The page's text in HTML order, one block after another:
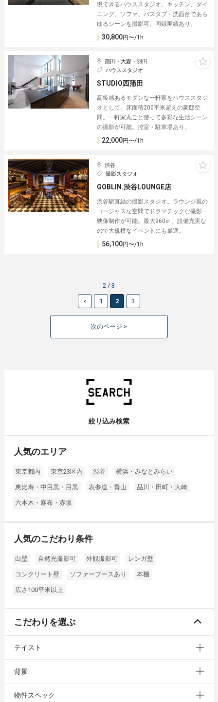
現できるハウススタジオ。キッチン、ダイ
ニング、ソファ、バスタブ・洗面台であら
ゆるシーンを撮影可。同録実績あり。
30,800円〜/1h
蒲田・大森・羽田
ハウススタジオ
STUDIO西蒲田
高級感あるモダンな一軒家をハウススタジ
オとして。床面積200平米超えの豪邸空
間。一軒家丸ごと使って多彩な生活シーン
の撮影が可能。控室・駐車場あり。
22,000円〜/1h
渋谷
撮影スタジオ
GOBLIN.渋谷LOUNGE店
渋谷駅直結の撮影スタジオ。ラウンジ風の
ゴージャスな空間でドラマチックな撮影・
映像制作が可能。最大960㎡、設備充実な
ので大規模なイベントにも最適。
56,100円〜/1h
2 / 3
< 1 2 3
次のページ >
絞り込み検索
人気のエリア
東京都内 東京23区内 渋谷 横浜・みなとみらい
恵比寿・中目黒・目黒 表参道・青山 品川・田町・大崎
六本木・麻布・赤坂
人気のこだわり条件
白壁 自然光撮影可 外観撮影可 レンガ壁
コンクリート壁 ソファーブースあり 本棚
広さ100平米以上
こだわりを選ぶ
テイスト
背景
物件スペック